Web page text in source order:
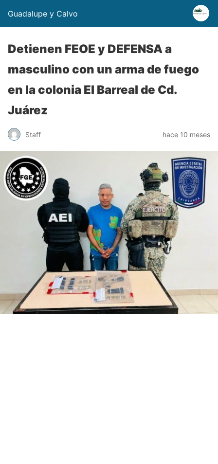
Guadalupe y Calvo
Detienen FEOE y DEFENSA a
masculino con un arma de fuego
en la colonia El Barreal de Cd.
Juárez
Staff hace 10 meses